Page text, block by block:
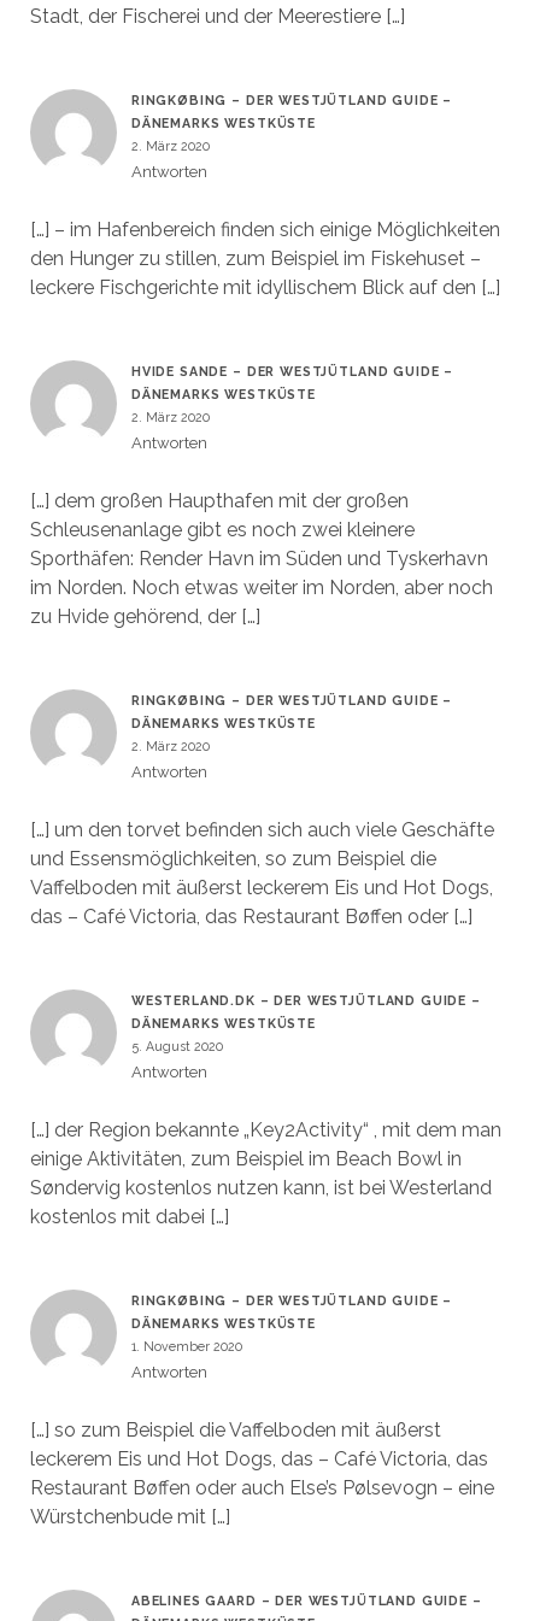
Stadt, der Fischerei und der Meerestiere […]
RINGKØBING – DER WESTJÜTLAND GUIDE –
DÄNEMARKS WESTKÜSTE
2. März 2020
Antworten
[…] – im Hafenbereich finden sich einige Möglichkeiten
den Hunger zu stillen, zum Beispiel im Fiskehuset –
leckere Fischgerichte mit idyllischem Blick auf den […]
HVIDE SANDE – DER WESTJÜTLAND GUIDE –
DÄNEMARKS WESTKÜSTE
2. März 2020
Antworten
[…] dem großen Haupthafen mit der großen
Schleusenanlage gibt es noch zwei kleinere
Sporthäfen: Render Havn im Süden und Tyskerhavn
im Norden. Noch etwas weiter im Norden, aber noch
zu Hvide gehörend, der […]
RINGKØBING – DER WESTJÜTLAND GUIDE –
DÄNEMARKS WESTKÜSTE
2. März 2020
Antworten
[…] um den torvet befinden sich auch viele Geschäfte
und Essensmöglichkeiten, so zum Beispiel die
Vaffelboden mit äußerst leckerem Eis und Hot Dogs,
das – Café Victoria, das Restaurant Bøffen oder […]
WESTERLAND.DK – DER WESTJÜTLAND GUIDE –
DÄNEMARKS WESTKÜSTE
5. August 2020
Antworten
[…] der Region bekannte „Key2Activity“ , mit dem man
einige Aktivitäten, zum Beispiel im Beach Bowl in
Søndervig kostenlos nutzen kann, ist bei Westerland
kostenlos mit dabei […]
RINGKØBING – DER WESTJÜTLAND GUIDE –
DÄNEMARKS WESTKÜSTE
1. November 2020
Antworten
[…] so zum Beispiel die Vaffelboden mit äußerst
leckerem Eis und Hot Dogs, das – Café Victoria, das
Restaurant Bøffen oder auch Else’s Pølsevogn – eine
Würstchenbude mit […]
ABELINES GAARD – DER WESTJÜTLAND GUIDE –